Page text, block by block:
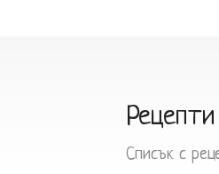
Рецепти
Списък с